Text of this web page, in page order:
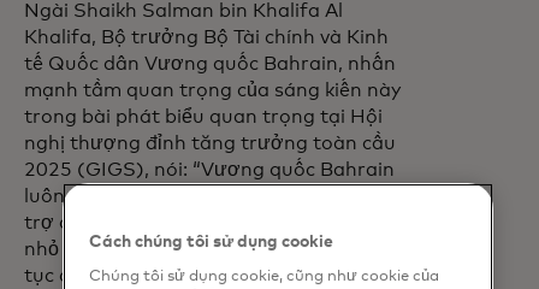
Ngài Shaikh Salman bin Khalifa Al
Khalifa, Bộ trưởng Bộ Tài chính và Kinh
tế Quốc dân Vương quốc Bahrain, nhấn
mạnh tầm quan trọng của sáng kiến này
trong bài phát biểu quan trọng tại Hội
nghị thượng đỉnh tăng trưởng toàn cầu
2025 (GIGS), nói: “Vương quốc Bahrain
luôn ưu tiên thúc đẩy một môi trường hỗ
trợ cho phép các doanh nghiệp vừa và
nhỏ thành công và phát triển khi họ tiếp
tục đóng vai trò then chốt trong nền kinh
Cách chúng tôi sử dụng cookie
Chúng tôi sử dụng cookie, cũng như cookie của